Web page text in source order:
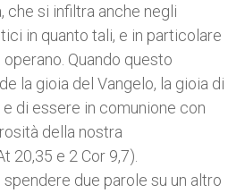
che si infiltra anche negli
in quanto tali, e in particolare
Quando questo
la gioia del Vangelo, la gioia di
di essere in comunione con
della nostra
20,35 e 2 Cor 9,7).
due parole su un altro